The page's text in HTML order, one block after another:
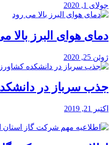
جولای 1, 2020
دمای هوای البرز بالا
ژوئن 25, 2020
جذب سرباز در
اکتبر 21, 2019